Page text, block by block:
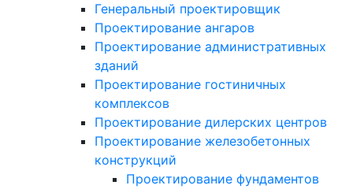
Генеральный проектировщик
Проектирование ангаров
Проектирование административных
зданий
Проектирование гостиничных
комплексов
Проектирование дилерских центров
Проектирование железобетонных
конструкций
Проектирование фундаментов